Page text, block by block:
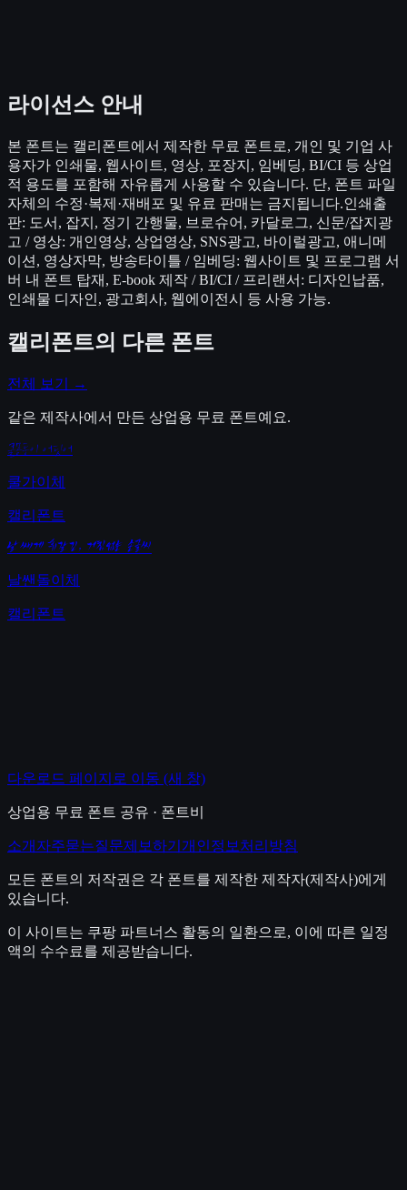
라이선스 안내
본 폰트는 캘리폰트에서 제작한 무료 폰트로, 개인 및 기업 사
용자가 인쇄물, 웹사이트, 영상, 포장지, 임베딩, BI/CI 등 상업
적 용도를 포함해 자유롭게 사용할 수 있습니다. 단, 폰트 파일
자체의 수정·복제·재배포 및 유료 판매는 금지됩니다.인쇄출
판: 도서, 잡지, 정기 간행물, 브로슈어, 카달로그, 신문/잡지광
고 / 영상: 개인영상, 상업영상, SNS광고, 바이럴광고, 애니메
이션, 영상자막, 방송타이틀 / 임베딩: 웹사이트 및 프로그램 서
버 내 폰트 탑재, E-book 제작 / BI/CI / 프리랜서: 디자인납품,
인쇄물 디자인, 광고회사, 웹에이전시 등 사용 가능.
캘리폰트의 다른 폰트
전체 보기 →
같은 제작사에서 만든 상업용 무료 폰트예요.
쿨몽둥이 어딧어
쿨가이체
캘리폰트
날쌔게 휘갈긴, 거침없는 손글씨
날쌘돌이체
캘리폰트
다운로드 페이지로 이동 (새 창)
상업용 무료 폰트 공유 · 폰트비
소개 자주묻는질문제보하기 개인정보처리방침
모든 폰트의 저작권은 각 폰트를 제작한 제작자(제작사)에게
있습니다.
이 사이트는 쿠팡 파트너스 활동의 일환으로, 이에 따른 일정
액의 수수료를 제공받습니다.